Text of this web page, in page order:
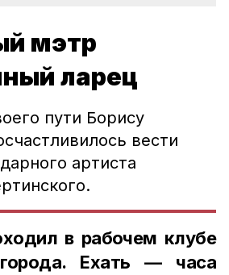
мэтр
ларец
пути Борису
вести
артиста
в рабочем клубе
Ехать — часа